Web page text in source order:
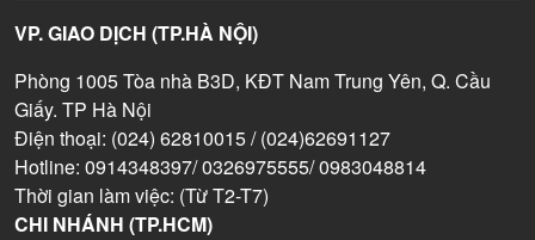
VP. GIAO DỊCH (TP.HÀ NỘI)
Phòng 1005 Tòa nhà B3D, KĐT Nam Trung Yên, Q. Cầu
Giấy. TP Hà Nội
Điện thoại: (024) 62810015 / (024)62691127
Hotline: 0914348397/ 0326975555/ 0983048814
Thời gian làm việc: (Từ T2-T7)
CHI NHÁNH (TP.HCM)